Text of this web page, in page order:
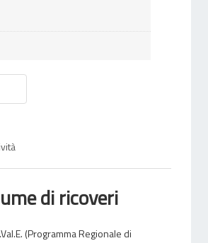
di ricoveri
(Programma Regionale di